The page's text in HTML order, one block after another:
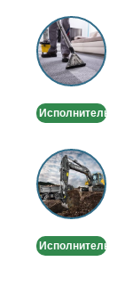
Химчистка
ковров
на
дому/
Исполнитель
Аренда
спецтехники
в
Москве
Исполнитель